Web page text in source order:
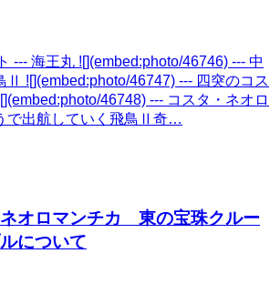
--- 海王丸 ![](embed:photo/46746) --- 中
Ⅱ ![](embed:photo/46747) --- 四突のコス
46748) --- コスタ・ネオロ
で出航していく飛鳥Ⅱ奇…
オロマンチカ 東の宝珠クルー
について